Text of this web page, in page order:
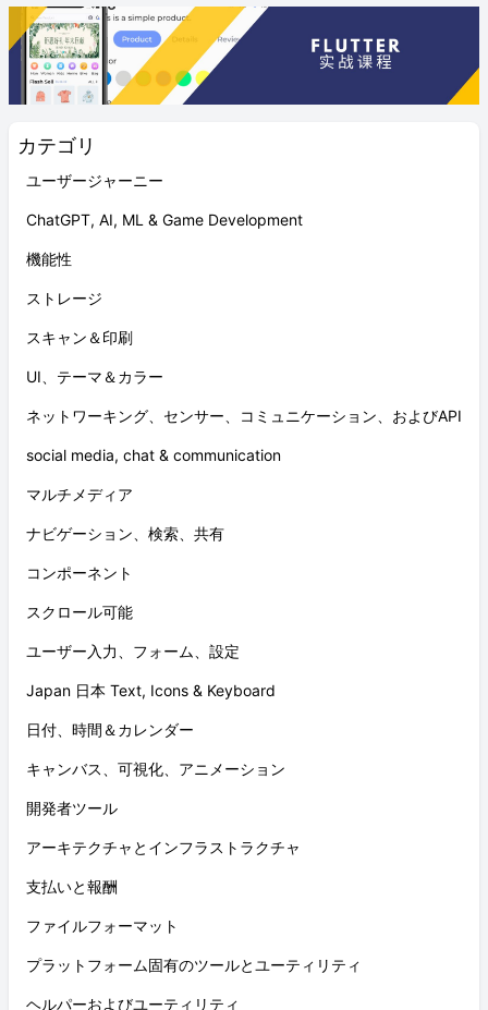
カテゴリ
ユーザージャーニー
ChatGPT, AI, ML & Game Development
機能性
ストレージ
スキャン＆印刷
UI、テーマ＆カラー
ネットワーキング、センサー、コミュニケーション、およびAPI
social media, chat & communication
マルチメディア
ナビゲーション、検索、共有
コンポーネント
スクロール可能
ユーザー入力、フォーム、設定
Japan 日本 Text, Icons & Keyboard
日付、時間＆カレンダー
キャンバス、可視化、アニメーション
開発者ツール
アーキテクチャとインフラストラクチャ
支払いと報酬
ファイルフォーマット
プラットフォーム固有のツールとユーティリティ
ヘルパーおよびユーティリティ